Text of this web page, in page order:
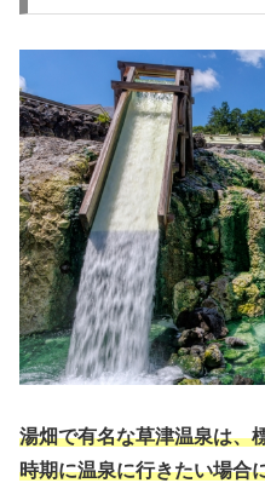
湯畑で有名な草津温泉は、
時期に温泉に行きたい場合